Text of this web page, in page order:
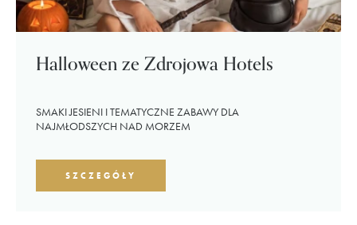
Halloween ze Zdrojowa Hotels
SMAKI JESIENI I TEMATYCZNE ZABAWY DLA
NAJMŁODSZYCH NAD MORZEM
SZCZEGÓŁY